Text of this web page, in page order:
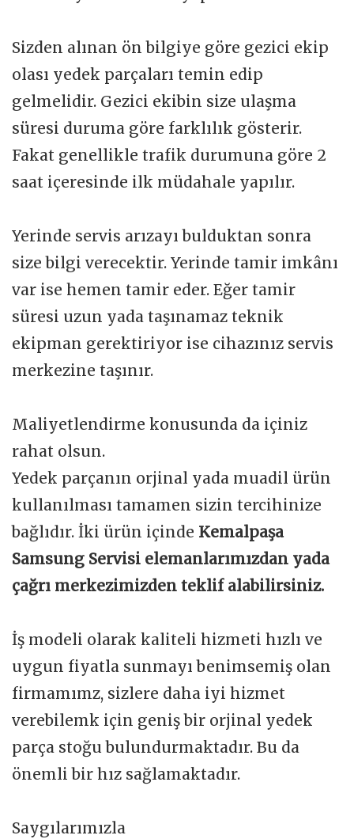
Sizden alınan ön bilgiye göre gezici ekip
olası yedek parçaları temin edip
gelmelidir. Gezici ekibin size ulaşma
süresi duruma göre farklılık gösterir.
Fakat genellikle trafik durumuna göre 2
saat içeresinde ilk müdahale yapılır.
Yerinde servis arızayı bulduktan sonra
size bilgi verecektir. Yerinde tamir imkânı
var ise hemen tamir eder. Eğer tamir
süresi uzun yada taşınamaz teknik
ekipman gerektiriyor ise cihazınız servis
merkezine taşınır.
Maliyetlendirme konusunda da içiniz
rahat olsun.
Yedek parçanın orjinal yada muadil ürün
kullanılması tamamen sizin tercihinize
bağlıdır. İki ürün içinde Kemalpaşa
Samsung Servisi elemanlarımızdan yada
çağrı merkezimizden teklif alabilirsiniz.
İş modeli olarak kaliteli hizmeti hızlı ve
uygun fiyatla sunmayı benimsemiş olan
firmamımz, sizlere daha iyi hizmet
verebilemk için geniş bir orjinal yedek
parça stoğu bulundurmaktadır. Bu da
önemli bir hız sağlamaktadır.
Saygılarımızla